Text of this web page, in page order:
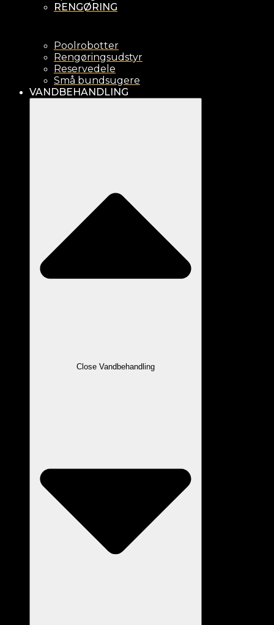
RENGØRING
Poolrobotter
Rengøringsudstyr
Reservedele
Små bundsugere
VANDBEHANDLING
Close Vandbehandling